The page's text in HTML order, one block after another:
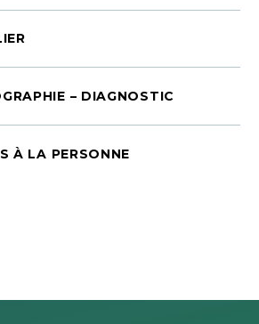
– DIAGNOSTIC
À LA PERSONNE